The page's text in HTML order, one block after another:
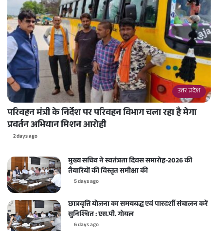
उत्तर प्रदेश
परिवहन मंत्री के निर्देश पर परिवहन विभाग चला रहा है मेगा
प्रवर्तन अभियान मिशन आरोही
2 days ago
मुख्य सचिव ने स्वतंत्रता दिवस समारोह-2026 की
तैयारियों की विस्तृत समीक्षा की
5 days ago
छात्रवृत्ति योजना का समयबद्ध एवं पारदर्शी संचालन करें
सुनिश्चित : एस.पी. गोयल
6 days ago